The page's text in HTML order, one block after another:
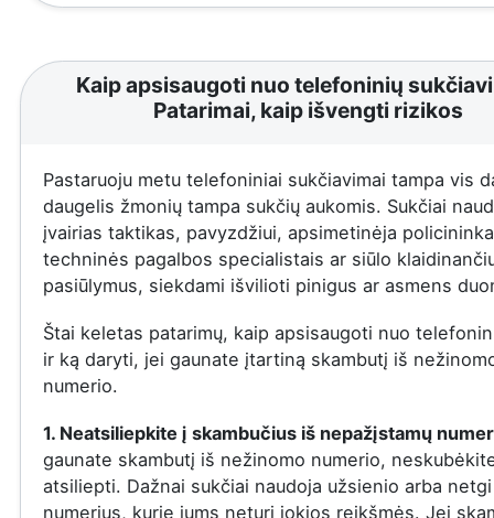
Kaip apsisaugoti nuo telefoninių
Patarimai, kaip išvengti rizikos
Pastaruoju metu telefoniniai sukčiavimai tampa vis
daugelis žmonių tampa sukčių aukomis. Sukčiai
įvairias taktikas, pavyzdžiui, apsimetinėja
techninės pagalbos specialistais ar siūlo
pasiūlymus, siekdami išvilioti pinigus ar asmens
Štai keletas patarimų, kaip apsisaugoti nuo
ir ką daryti, jei gaunate įtartiną skambutį iš
numerio.
1. Neatsiliepkite į skambučius iš nepažįstamų
gaunate skambutį iš nežinomo numerio,
atsiliepti. Dažnai sukčiai naudoja užsienio arba
numerius, kurie jums neturi jokios reikšmės. Jei